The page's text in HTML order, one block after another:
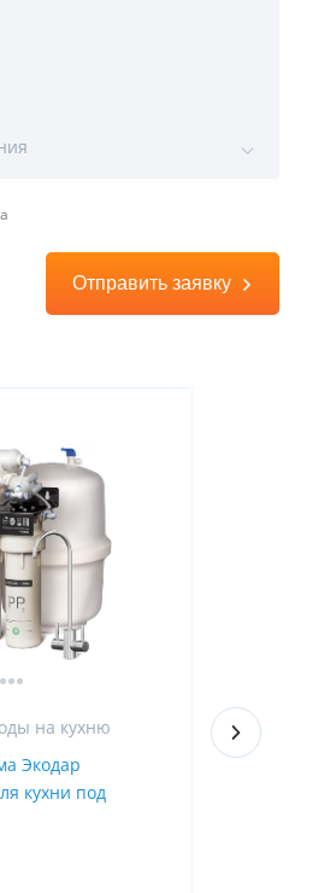
Отправить заявку
на кухню
Экодар
кухни под
Фильтры